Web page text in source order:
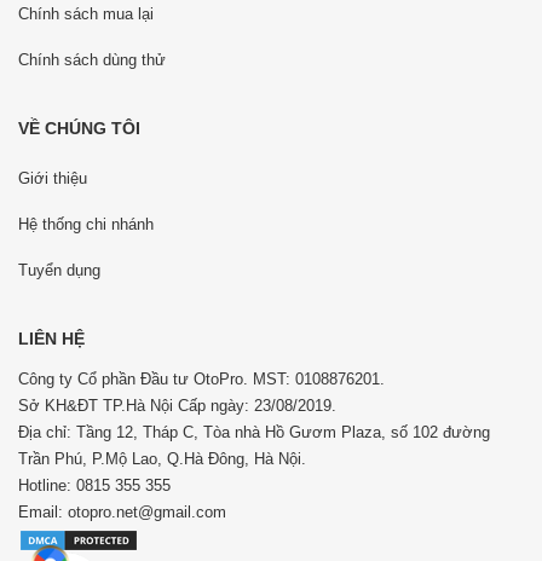
Chính sách mua lại
Chính sách dùng thử
VỀ CHÚNG TÔI
Giới thiệu
Hệ thống chi nhánh
Tuyển dụng
LIÊN HỆ
Công ty Cổ phần Đầu tư OtoPro. MST: 0108876201.
Sở KH&ĐT TP.Hà Nội Cấp ngày: 23/08/2019.
Địa chỉ: Tầng 12, Tháp C, Tòa nhà Hồ Gươm Plaza, số 102 đường
Trần Phú, P.Mộ Lao, Q.Hà Đông, Hà Nội.
Hotline: 0815 355 355
Email: otopro.net@gmail.com